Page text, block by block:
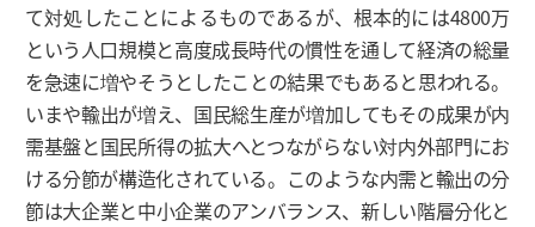
て対処したことによるものであるが、根本的には4800万
という人口規模と高度成長時代の慣性を通して経済の総量
を急速に増やそうとしたことの結果でもあると思われる。
いまや輸出が増え、国民総生産が増加してもその成果が内
需基盤と国民所得の拡大へとつながらない対内外部門にお
ける分節が構造化されている。このような内需と輸出の分
節は大企業と中小企業のアンバランス、新しい階層分化と